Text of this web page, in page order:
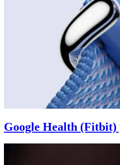
Google Health (Fitbit)